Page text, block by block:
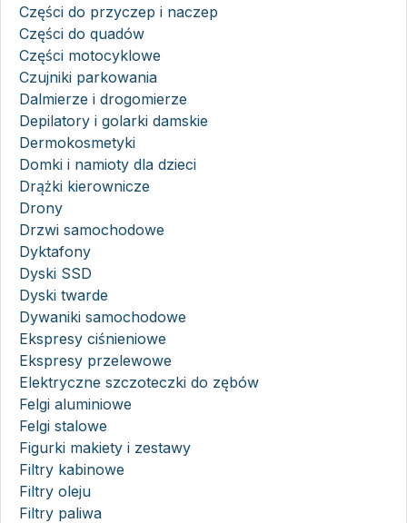
Części do przyczep i naczep
Części do quadów
Części motocyklowe
Czujniki parkowania
Dalmierze i drogomierze
Depilatory i golarki damskie
Dermokosmetyki
Domki i namioty dla dzieci
Drążki kierownicze
Drony
Drzwi samochodowe
Dyktafony
Dyski SSD
Dyski twarde
Dywaniki samochodowe
Ekspresy ciśnieniowe
Ekspresy przelewowe
Elektryczne szczoteczki do zębów
Felgi aluminiowe
Felgi stalowe
Figurki makiety i zestawy
Filtry kabinowe
Filtry oleju
Filtry paliwa